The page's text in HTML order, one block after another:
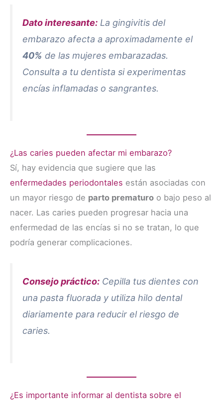
Dato interesante: La gingivitis del
embarazo afecta a aproximadamente el
40% de las mujeres embarazadas.
Consulta a tu dentista si experimentas
encías inflamadas o sangrantes.
¿Las caries pueden afectar mi embarazo?
Sí, hay evidencia que sugiere que las
enfermedades periodontales están asociadas con
un mayor riesgo de parto prematuro o bajo peso al
nacer. Las caries pueden progresar hacia una
enfermedad de las encías si no se tratan, lo que
podría generar complicaciones.
Consejo práctico: Cepilla tus dientes con
una pasta fluorada y utiliza hilo dental
diariamente para reducir el riesgo de
caries.
¿Es importante informar al dentista sobre el